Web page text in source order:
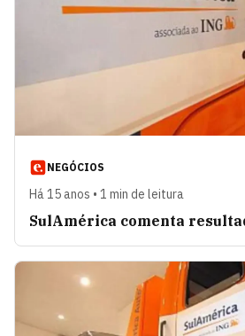
NEGÓCIOS
Há 15 anos • 1 min de leitura
SulAmérica comenta